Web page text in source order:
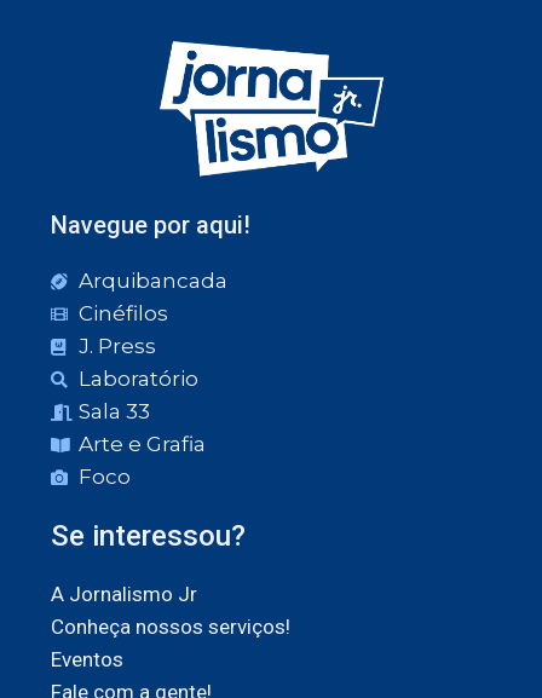
Navegue por aqui!
Arquibancada
Cinéfilos
J. Press
Laboratório
Sala 33
Arte e Grafia
Foco
Se interessou?
A Jornalismo Jr
Conheça nossos serviços!
Eventos
Fale com a gente!